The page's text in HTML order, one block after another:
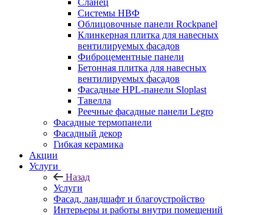
Сланец
Системы НВФ
Облицовочные панели Rockpanel
Клинкерная плитка для навесных
вентилируемых фасадов
Фиброцементные панели
Бетонная плитка для навесных
вентилируемых фасадов
Фасадные HPL-панели Sloplast
Тавелла
Реечные фасадные панели Legro
Фасадные термопанели
Фасадный декор
Гибкая керамика
Акции
Услуги
Назад
Услуги
Фасад, ландшафт и благоустройство
Интерьеры и работы внутри помещений